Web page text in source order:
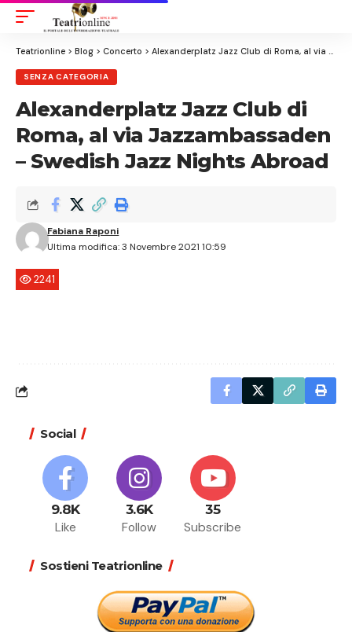
Resizer
Teatrionline > Blog > Concerto > Alexanderplatz Jazz Club di Roma, al via Jazzambassaden – Swedish Jazz Nights Abroad
SENZA CATEGORIA
Alexanderplatz Jazz Club di
Roma, al via Jazzambassaden
– Swedish Jazz Nights Abroad
Ultima modifica: 3 Novembre 2021 10:59
Fabiana Raponi
2241
Social
9.8K
Like
3.6K
Follow
35
Subscribe
Sostieni Teatrionline